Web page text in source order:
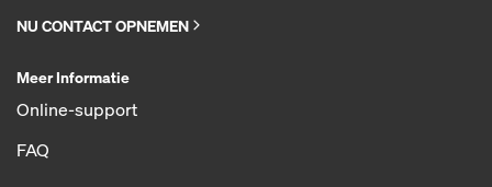
NU CONTACT OPNEMEN
Meer Informatie
Online-support
FAQ